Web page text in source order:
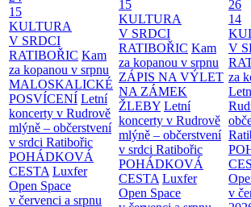
15
KULTURA
V SRDCI
RATIBOŘIC Kam
za kopanou v srpnu
MALOSKALICKÉ
POSVÍCENÍ Letní
koncerty v Rudrově
mlýně – občerstvení
v srdci Ratibořic
POHÁDKOVÁ
CESTA Luxfer
Open Space
v červenci a srpnu
15
KULTURA
V SRDCI
RATIBOŘIC Kam
za kopanou v srpnu
ZÁPIS NA VÝLET
NA ZÁMEK
ŽLEBY Letní
koncerty v Rudrově
mlýně – občerstvení
v srdci Ratibořic
POHÁDKOVÁ
CESTA Luxfer
Open Space
26
14
V
za
v